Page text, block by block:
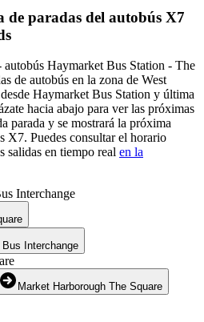
de paradas del autobús X7
Haymarket Bus Station - The
de autobús en la zona de West
Haymarket Bus Station y última
hacia abajo para ver las próximas
parada y se mostrará la próxima
X7. Puedes consultar el horario
salidas en tiempo real en la
Interchange
Bus Interchange
Market Harborough The Square